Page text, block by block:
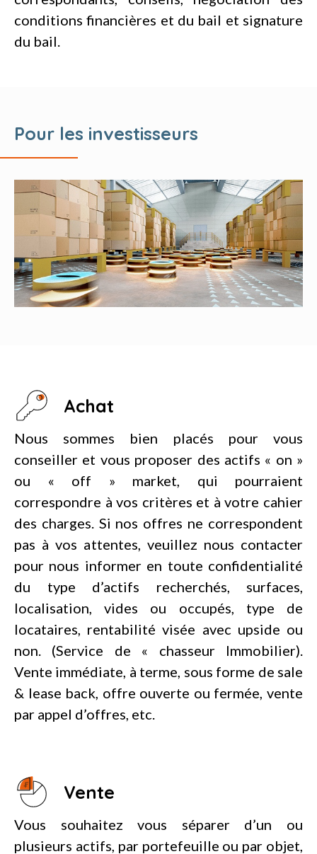
conditions financières et du bail et signature
du bail.
Pour les investisseurs
Achat
Nous sommes bien placés pour vous
conseiller et vous proposer des actifs « on »
ou « off » market, qui pourraient
correspondre à vos critères et à votre cahier
des charges. Si nos offres ne correspondent
pas à vos attentes, veuillez nous contacter
pour nous informer en toute confidentialité
du type d’actifs recherchés, surfaces,
localisation, vides ou occupés, type de
locataires, rentabilité visée avec upside ou
non. (Service de « chasseur Immobilier).
Vente immédiate, à terme, sous forme de sale
& lease back, offre ouverte ou fermée, vente
par appel d’offres, etc.
Vente
Vous souhaitez vous séparer d’un ou
plusieurs actifs, par portefeuille ou par objet,